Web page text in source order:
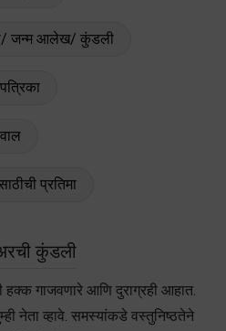
जन्म आलेख/ कुंडली
प्रतिमा
कुंडली
हक्क गाजवणारे आणि दुराग्रही आहात.
नेता व्हावे. समस्यांकडे वस्तुनिष्ठतेने